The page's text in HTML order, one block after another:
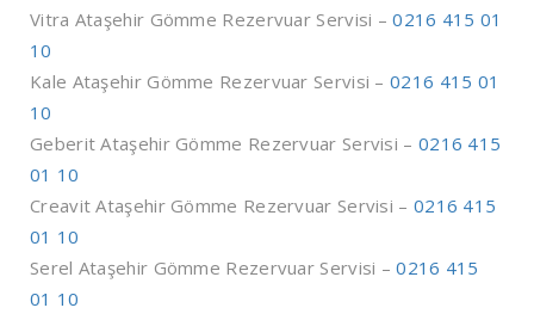
Vitra Ataşehir Gömme Rezervuar Servisi –0216 415 01
10
Kale Ataşehir Gömme Rezervuar Servisi –0216 415 01
10
Geberit Ataşehir Gömme Rezervuar Servisi – 0216 415
01 10
Creavit Ataşehir Gömme Rezervuar Servisi – 0216 415
01 10
Serel Ataşehir Gömme Rezervuar Servisi –0216 415
01 10